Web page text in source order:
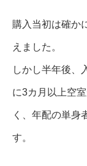
購入当初は確か
えました。
しかし半年後、
に3カ月以上空
く、年配の単身
す。